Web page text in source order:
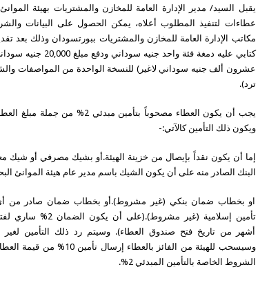
يقبل السيد/ مدير الإدارة العامة للمخازن والمشتريات بهيئة الموانئ
عطاءات لتنفيذ المطلوب أعلاه، يمكن الحصول على البيانات
مكاتب الإدارة العامة للمخازن والمشتريات ببورتسودان وذلك بعد
كتابي عليه دمغة فئة واحد جنيه سوداني
عشرون ألف جنيه سوداني لاغير) للنسخة الواحدة من المواصفات
ترد).
يجب أن يكون العطاء مصحوباً بتأمين مبدئي 2% من
ويكون ذلك التأمين كالآتي:-
إما أن يكون نقداً بإيصال من خزينة الهيئة.أو بشيك مصرفي أو شيك
البنك الصادر منه على أن يكون الشيك باسم مدير عام هيئة الموانئ
او بخطاب ضمان بنكي (غير مشروط).أو بخطاب ضمان صادر من
تأمين إسلامية (غير مشروط).(على أن يكون
أشهر من تاريخ فتح صندوق العطاء). وسيتم رد ذلك التأمين لغير
وسيسحب للهيئة من الفائز بالعطاء إرسال تأمين
الشروط الخاصة بالتأمين المبدئي 2%.